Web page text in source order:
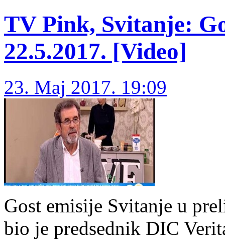
TV Pink, Svitanje:
22.5.2017. [Video]
23. Maj 2017. 19:09
Gost emisije Svitanje u
bio je predsednik DIC